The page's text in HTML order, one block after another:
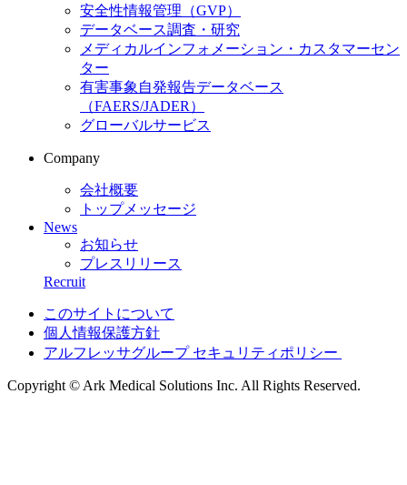
安全性情報管理（GVP）
データベース調査・研究
メディカルインフォメーション・カスタマーセン
ター
有害事象自発報告データベース
（FAERS/JADER）
グローバルサービス
Company
会社概要
トップメッセージ
News
お知らせ
プレスリリース
Recruit
このサイトについて
個人情報保護方針
アルフレッサグループ セキュリティポリシー
Copyright © Ark Medical Solutions Inc. All Rights Reserved.